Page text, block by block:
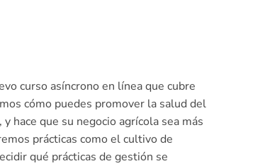
curso asíncrono en línea que cubre
cómo puedes promover la salud del
hace que su negocio agrícola sea más
prácticas como el cultivo de
qué prácticas de gestión se